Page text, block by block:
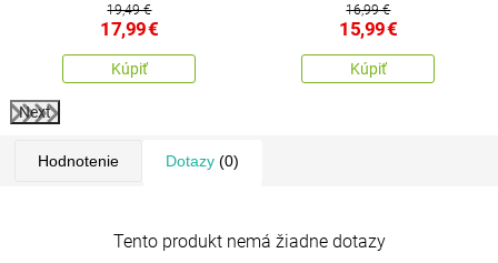
19,49 €
17,99€
Kúpiť
16,99 €
15,99€
Kúpiť
Next
Hodnotenie Dotazy(0)
Tento produkt nemá žiadne dotazy